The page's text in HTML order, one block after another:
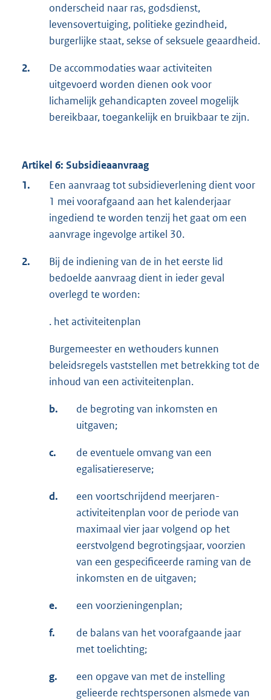
onderscheid naar ras, godsdienst,
levensovertuiging, politieke gezindheid,
burgerlijke staat, sekse of seksuele geaardheid.
2.
De accommodaties waar activiteiten
uitgevoerd worden dienen ook voor
lichamelijk gehandicapten zoveel mogelijk
bereikbaar, toegankelijk en bruikbaar te zijn.
Artikel 6: Subsidieaanvraag
1.
Een aanvraag tot subsidieverlening dient voor
1 mei voorafgaand aan het kalenderjaar
ingediend te worden tenzij het gaat om een
aanvrage ingevolge artikel 30.
2.
Bij de indiening van de in het eerste lid
bedoelde aanvraag dient in ieder geval
overlegd te worden:
. het activiteitenplan
Burgemeester en wethouders kunnen
beleidsregels vaststellen met betrekking tot de
inhoud van een activiteitenplan.
b.
de begroting van inkomsten en
uitgaven;
c.
de eventuele omvang van een
egalisatiereserve;
d.
een voortschrijdend meerjaren-
activiteitenplan voor de periode van
maximaal vier jaar volgend op het
eerstvolgend begrotingsjaar, voorzien
van een gespecificeerde raming van de
inkomsten en de uitgaven;
e. een voorzieningenplan;
f.
de balans van het voorafgaande jaar
met toelichting;
g.
een opgave van met de instelling
gelieerde rechtspersonen alsmede van